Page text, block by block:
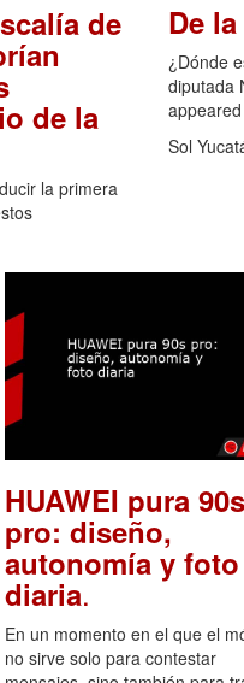
de
de la
la primera
De
¿Dónde
diputada
Sol
HUAWEI pura 90s
pro: diseño,
autonomía y foto
diaria.
En un momento en el que el
no sirve solo para contestar